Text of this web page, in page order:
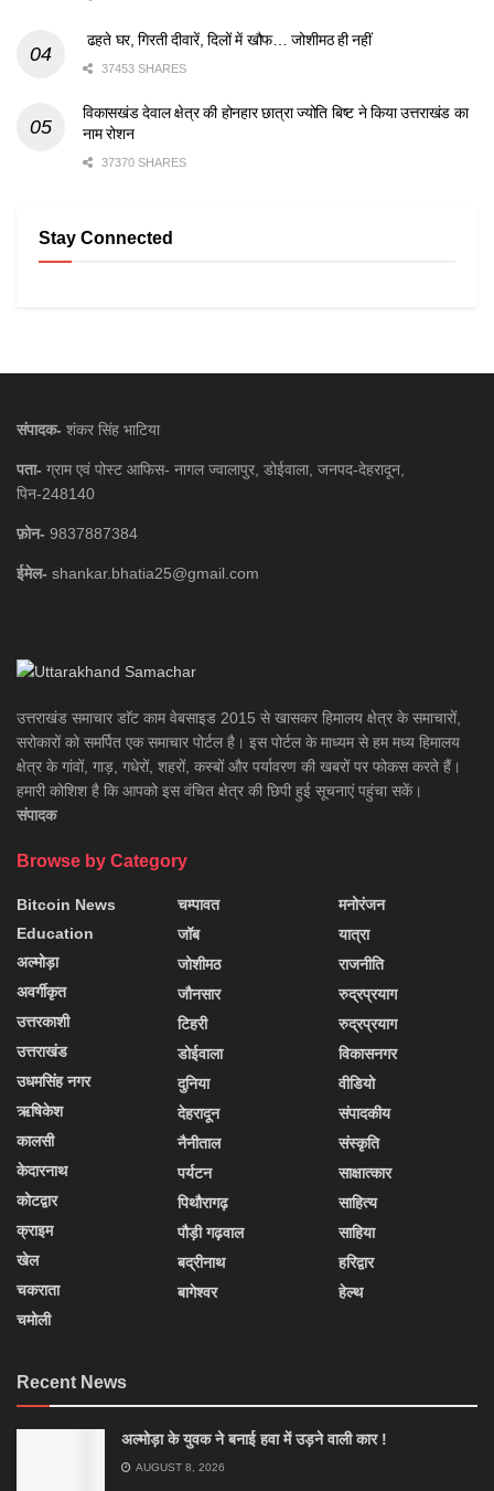
ढहते घर, गिरती दीवारें, दिलों में खौफ… जोशीमठ ही नहीं
37453 SHARES
विकासखंड देवाल क्षेत्र की होनहार छात्रा ज्योति बिष्ट ने किया उत्तराखंड का
नाम रोशन
37370 SHARES
Stay Connected
संपादक- शंकर सिंह भाटिया
पता- ग्राम एवं पोस्ट आफिस- नागल ज्वालापुर, डोईवाला, जनपद-देहरादून,
पिन-248140
फ़ोन- 9837887384
ईमेल- shankar.bhatia25@gmail.com
उत्तराखंड समाचार डाॅट काम वेबसाइड 2015 से खासकर हिमालय क्षेत्र के समाचारों,
सरोकारों को समर्पित एक समाचार पोर्टल है। इस पोर्टल के माध्यम से हम मध्य हिमालय
क्षेत्र के गांवों, गाड़, गधेरों, शहरों, कस्बों और पर्यावरण की खबरों पर फोकस करते हैं।
हमारी कोशिश है कि आपको इस वंचित क्षेत्र की छिपी हुई सूचनाएं पहुंचा सकें।
संपादक
Browse by Category
Bitcoin News
Education
अल्मोड़ा
अवर्गीकृत
उत्तरकाशी
उत्तराखंड
उधमसिंह नगर
ऋषिकेश
कालसी
केदारनाथ
कोटद्वार
क्राइम
खेल
चकराता
चमोली
चम्पावत
जॉब
जोशीमठ
जौनसार
टिहरी
डोईवाला
दुनिया
देहरादून
नैनीताल
पर्यटन
पिथौरागढ़
पौड़ी गढ़वाल
बद्रीनाथ
बागेश्वर
मनोरंजन
यात्रा
राजनीति
रुद्रप्रयाग
रुद्रप्रयाग
विकासनगर
वीडियो
संपादकीय
संस्कृति
साक्षात्कार
साहित्य
साहिया
हरिद्वार
हेल्थ
Recent News
अल्मोड़ा के युवक ने बनाई हवा में उड़ने वाली कार !
AUGUST 8, 2026